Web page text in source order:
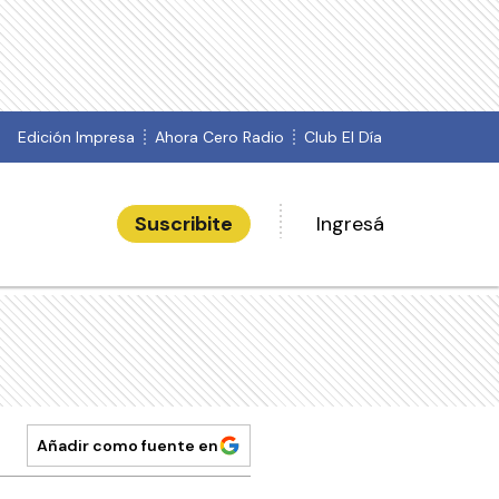
Edición Impresa Ahora Cero Radio Club El Día
Suscribite Ingresá
Añadir como fuente en